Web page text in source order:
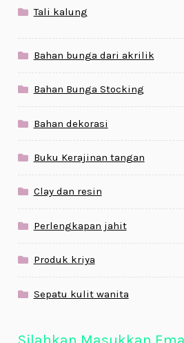
Tali kalung
Bahan bunga dari akrilik
Bahan Bunga Stocking
Bahan dekorasi
Buku Kerajinan tangan
Clay dan resin
Perlengkapan jahit
Produk kriya
Sepatu kulit wanita